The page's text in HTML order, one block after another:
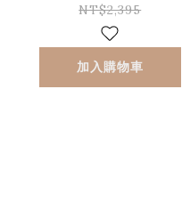
NT$2,395
加入購物車